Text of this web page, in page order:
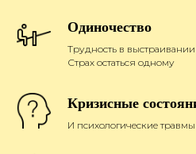
Одиночество
Трудность в
Страх остаться одному
Кризисные
И психологические травмы